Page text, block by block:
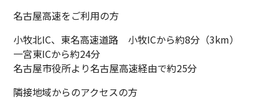
名古屋高速をご利用の方
小牧北IC、東名高速道路 小牧ICから約8分（3km）
一宮東ICから約24分
名古屋市役所より名古屋高速経由で約25分
隣接地域からのアクセスの方